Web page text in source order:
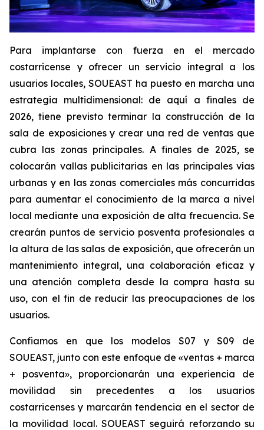
Para implantarse con fuerza en el mercado
costarricense y ofrecer un servicio integral a los
usuarios locales, SOUEAST ha puesto en marcha una
estrategia multidimensional: de aquí a finales de
2026, tiene previsto terminar la construcción de la
sala de exposiciones y crear una red de ventas que
cubra las zonas principales. A finales de 2025, se
colocarán vallas publicitarias en las principales vías
urbanas y en las zonas comerciales más concurridas
para aumentar el conocimiento de la marca a nivel
local mediante una exposición de alta frecuencia. Se
crearán puntos de servicio posventa profesionales a
la altura de las salas de exposición, que ofrecerán un
mantenimiento integral, una colaboración eficaz y
una atención completa desde la compra hasta su
uso, con el fin de reducir las preocupaciones de los
usuarios.
Confiamos en que los modelos S07 y S09 de
SOUEAST, junto con este enfoque de «ventas + marca
+ posventa», proporcionarán una experiencia de
movilidad sin precedentes a los usuarios
costarricenses y marcarán tendencia en el sector de
la movilidad local. SOUEAST seguirá reforzando su